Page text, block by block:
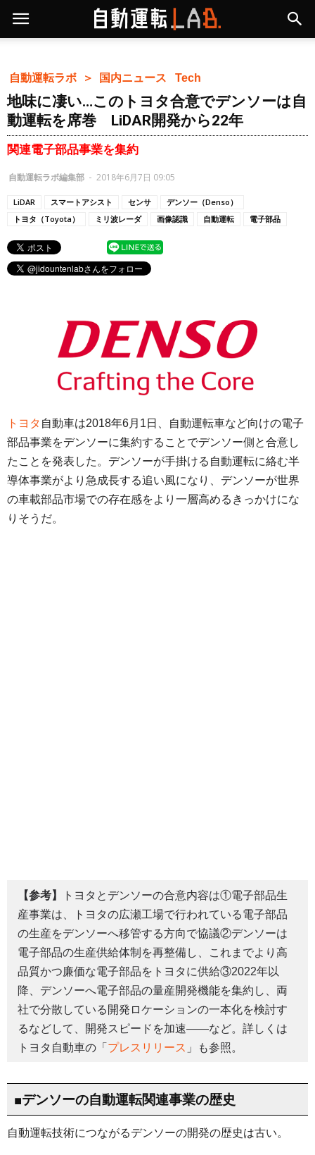
自動運転ラボ ＞ 国内ニュース Tech
地味に凄い…このトヨタ合意でデンソーは自
動運転を席巻 LiDAR開発から22年
関連電子部品事業を集約
自動運転ラボ編集部 - 2018年6月7日 09:05
LiDAR スマートアシスト センサ
デンソー（Denso）
トヨタ（Toyota）
ミリ波レーダ 画像認識 自動運転 電子部品
トヨタ 自動車は2018年6月1日、自動運転車など向けの電子
部品事業をデンソーに集約することでデンソー側と合意し
たことを発表した。デンソーが手掛ける自動運転に絡む半
導体事業がより急成長する追い風になり、デンソーが世界
の車載部品市場での存在感をより一層高めるきっかけにな
りそうだ。
【参考】
トヨタとデンソーの合意内容は①電子部品生
産事業は、トヨタの広瀬工場で行われている電子部品
の生産をデンソーへ移管する方向で協議②デンソーは
電子部品の生産供給体制を再整備し、これまでより高
品質かつ廉価な電子部品をトヨタに供給③2022年以
降、デンソーへ電子部品の量産開発機能を集約し、両
社で分散している開発ロケーションの一本化を検討す
るなどして、開発スピードを加速——など。詳しくは
トヨタ自動車の「 プレスリリース 」も参照。
■デンソーの自動運転関連事業の歴史
自動運転技術につながるデンソーの開発の歴史は古い。